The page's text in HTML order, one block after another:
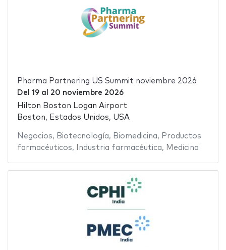
Pharma Partnering US Summit noviembre 2026
Del 19al 20 noviembre 2026
Hilton Boston Logan Airport
Boston, Estados Unidos, USA
Negocios, Biotecnología, Biomedicina, Productos
farmacéuticos, Industria farmacéutica, Medicina